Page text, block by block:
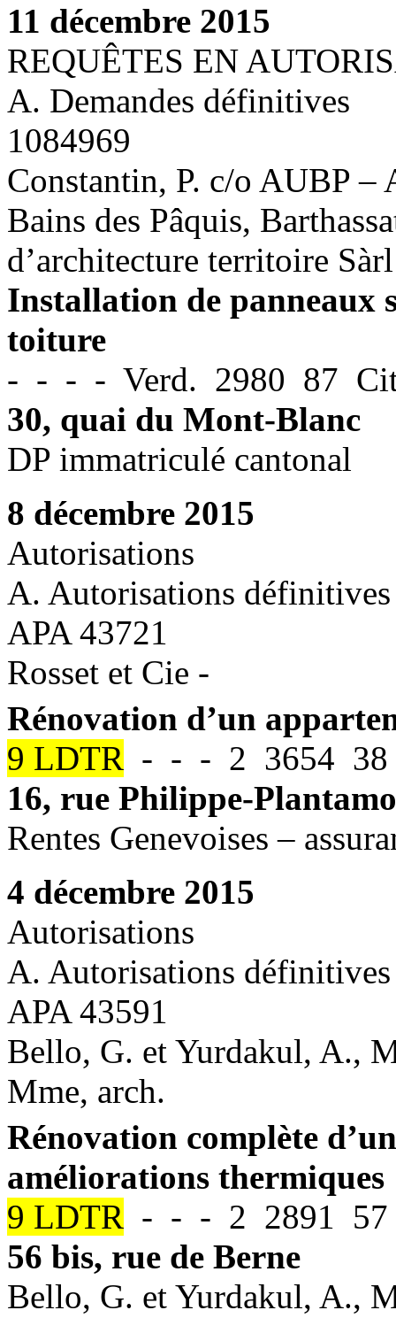
11 décembre 2015
REQUÊTES EN
A. Demandes définitives
1084969
Constantin, P. c/o AUBP –
Bains des Pâquis,
d’architecture territoire Sàrl
Installation de panneaux
toiture
- - - - Verd. 2980 87
30, quai du Mont-Blanc
DP immatriculé cantonal
8 décembre 2015
Autorisations
A. Autorisations définitives
APA 43721
Rosset et Cie -
Rénovation d’un
9 LDTR - - - 2 3654 38
16, rue Philippe-
Rentes Genevoises –
4 décembre 2015
Autorisations
A. Autorisations définitives
APA 43591
Bello, G. et Yurdakul, A.,
Mme, arch.
Rénovation complète
améliorations thermiques
9 LDTR - - - 2 2891 57
56 bis, rue de Berne
Bello, G. et Yurdakul, A.,